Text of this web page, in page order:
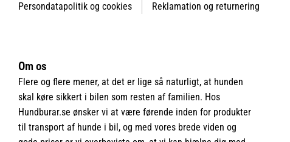
Persondatapolitik og cookies
Reklamation og returnering
Om os
Flere og flere mener, at det er lige så naturligt, at hunden
skal køre sikkert i bilen som resten af familien. Hos
Hundburar.se ønsker vi at være førende inden for produkter
til transport af hunde i bil, og med vores brede viden og